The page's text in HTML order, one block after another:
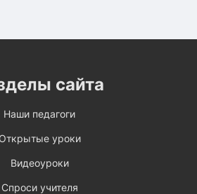
сайта
Наши педагоги
Открытые уроки
Видеоуроки
Спроси учителя